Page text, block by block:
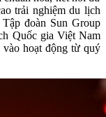
trải nghiệm du lịch
đoàn Sun Group
Quốc gia Việt Nam
hoạt động từ quý